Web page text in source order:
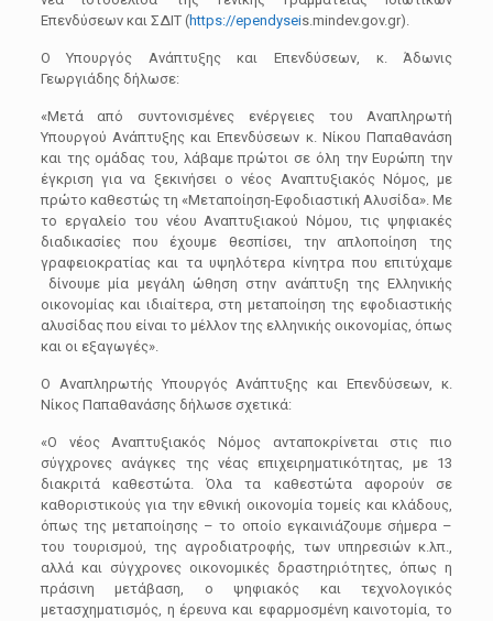
Επενδύσεων και ΣΔΙΤ (https://ependyseis.mindev.gov.gr).
Ο Υπουργός Ανάπτυξης και Επενδύσεων, κ.Άδωνις
Γεωργιάδης δήλωσε:
«Μετά από συντονισμένες ενέργειες του Αναπληρωτή
Υπουργού Ανάπτυξης και Επενδύσεων κ. Νίκου Παπαθανάση
και της ομάδας του, λάβαμε πρώτοι σε όλη την Ευρώπη την
έγκριση για να ξεκινήσει ο νέος Αναπτυξιακός Νόμος, με
πρώτο καθεστώς τη «Μεταποίηση-Εφοδιαστική Αλυσίδα». Με
το εργαλείο του νέου Αναπτυξιακού Νόμου, τις ψηφιακές
διαδικασίες που έχουμε θεσπίσει, την απλοποίηση της
γραφειοκρατίας και τα υψηλότερα κίνητρα που επιτύχαμε
δίνουμε μία μεγάλη ώθηση στην ανάπτυξη της Ελληνικής
οικονομίας και ιδιαίτερα, στη μεταποίηση της εφοδιαστικής
αλυσίδας που είναι το μέλλον της ελληνικής οικονομίας, όπως
και οι εξαγωγές».
Ο Αναπληρωτής Υπουργός Ανάπτυξης και Επενδύσεων, κ.
Νίκος Παπαθανάσης δήλωσε σχετικά:
«Ο νέος Αναπτυξιακός Νόμος ανταποκρίνεται στις πιο
σύγχρονες ανάγκες της νέας επιχειρηματικότητας, με 13
διακριτά καθεστώτα. Όλα τα καθεστώτα αφορούν σε
καθοριστικούς για την εθνική οικονομίατομείς και κλάδους,
όπως της μεταποίησης – το οποίο εγκαινιάζουμε σήμερα –
του τουρισμού, της αγροδιατροφής, των υπηρεσιώνκ.λπ.,
αλλά και σύγχρονες οικονομικές δραστηριότητες, όπως η
πράσινη μετάβαση, ο ψηφιακός και τεχνολογικός
μετασχηματισμός, η έρευνα και εφαρμοσμένη καινοτομία, το